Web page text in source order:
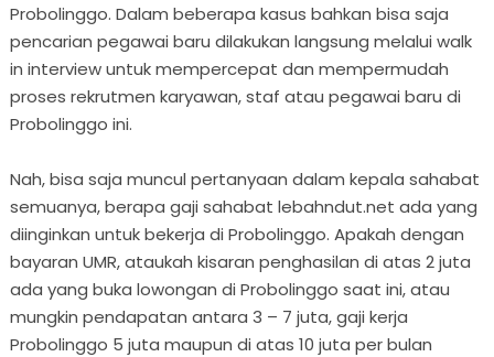
Probolinggo. Dalam beberapa kasus bahkan bisa saja
pencarian pegawai baru dilakukan langsung melalui walk
in interview untuk mempercepat dan mempermudah
proses rekrutmen karyawan, staf atau pegawai baru di
Probolinggo ini.
Nah, bisa saja muncul pertanyaan dalam kepala sahabat
semuanya, berapa gaji sahabat lebahndut.net ada yang
diinginkan untuk bekerja di Probolinggo. Apakah dengan
bayaran UMR, ataukah kisaran penghasilan di atas 2 juta
ada yang buka lowongan di Probolinggo saat ini, atau
mungkin pendapatan antara 3 – 7 juta, gaji kerja
Probolinggo 5 juta maupun di atas 10 juta per bulan